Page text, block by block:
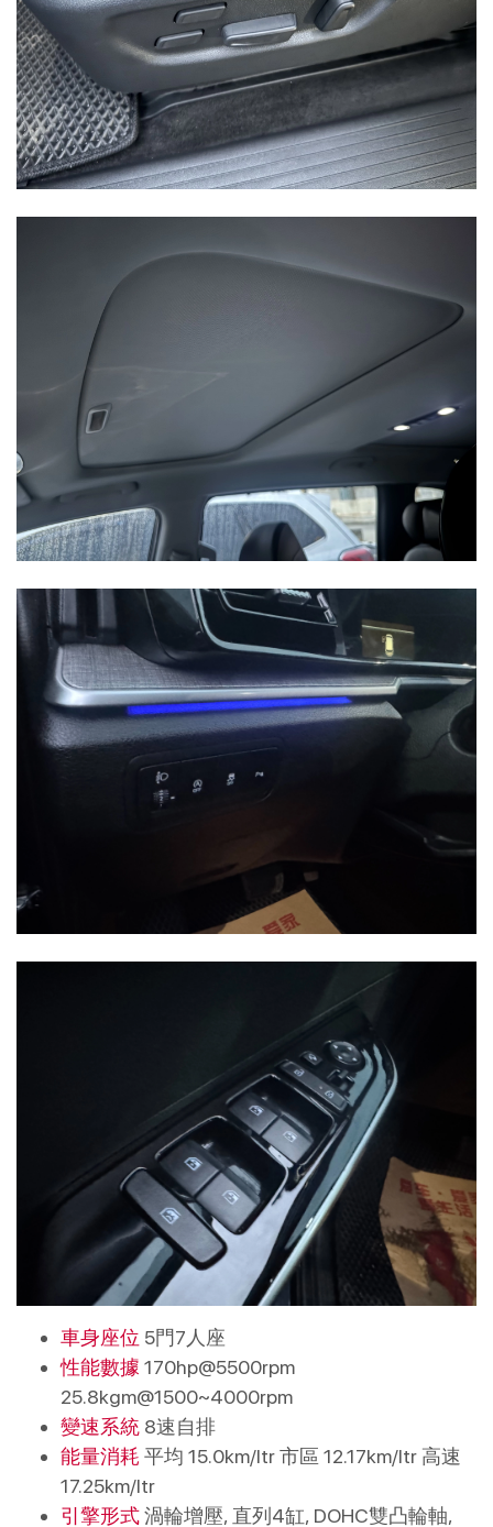
車身座位 5門7人座
性能數據 170hp@5500rpm
25.8kgm@1500~4000rpm
變速系統 8速自排
能量消耗 平均 15.0km/ltr 市區 12.17km/ltr 高速
17.25km/ltr
引擎形式渦輪增壓, 直列4缸, DOHC雙凸輪軸,